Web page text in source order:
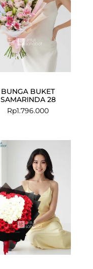
BUNGA BUKET
SAMARINDA 28
Rp1.796.000